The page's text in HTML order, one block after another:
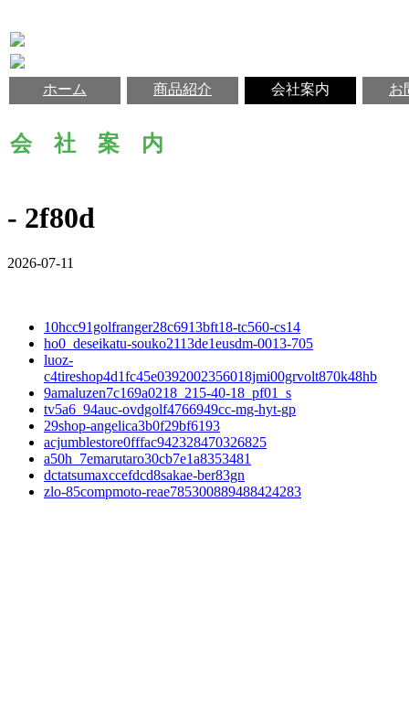
ホーム 商品紹介 会社案内 お
会 社 案 内
- 2f80d
2026-07-11
10hcc91golfranger28c6913bft18-tc560-cs14
ho0_deseikatu-souko2113de1eusdm-0013-705
luoz-
c4tireshop4d1fc45e0392002356018jmi00grvolt870k48hb
9amaluzen7c169a0218_215-40-18_pf01_s
tv5a6_94auc-ovdgolf4766949cc-mg-hyt-gp
29shop-angelica3b0f29bf6193
acjumblestore0fffac942328470326825
a50h_7emarutaro30cb7e1a8353481
dctatsumaxccefdcd8sakae-ber83gn
zlo-85compmoto-reae785300889488424283